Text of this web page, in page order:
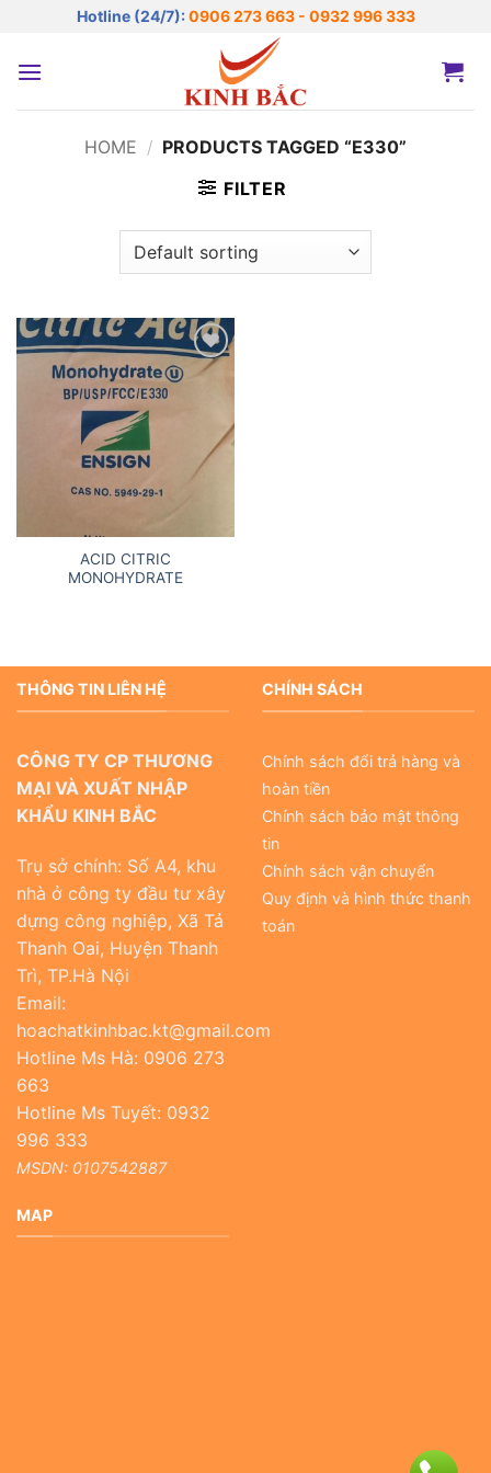
nội
Hotline (24/7): 0906 273 663 - 0932 996 333
HOME / PRODUCTS TAGGED “E330”
FILTER
Add to
ACID CITRIC
MONOHYDRATE
THÔNG TIN LIÊN HỆ
CÔNG TY CP THƯƠNG
MẠI VÀ XUẤT NHẬP
KHẨU KINH BẮC
Trụ sở chính: Số A4, khu
nhà ở công ty đầu tư xây
dựng công nghiệp, Xã Tả
Thanh Oai, Huyện Thanh
Trì, TP.Hà Nội
Email:
hoachatkinhbac.kt@gmail.com
Hotline Ms Hà: 0906 273
663
Hotline Ms Tuyết: 0932
996 333
MSDN: 0107542887
CHÍNH SÁCH
Chính sách đổi trả hàng và
hoàn tiền
Chính sách bảo mật thông
tin
Chính sách vận chuyển
Quy định và hình thức thanh
toán
MAP